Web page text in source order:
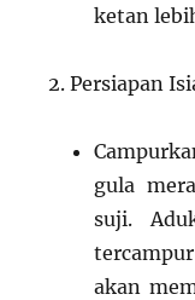
ketan
Persiapan
gula
suji.
akan